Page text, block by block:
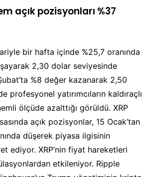
açık pozisyonları %37
bir hafta içinde %25,7 oranında
2,30 dolar seviyesinde
%8 değer kazanarak 2,50
profesyonel yatırımcıların kaldıraçlı
ölçüde azalttığı görüldü. XRP
açık pozisyonlar, 15 Ocak’tan
düşerek piyasa ilgisinin
ediyor. XRP’nin fiyat hareketleri
etkileniyor. Ripple